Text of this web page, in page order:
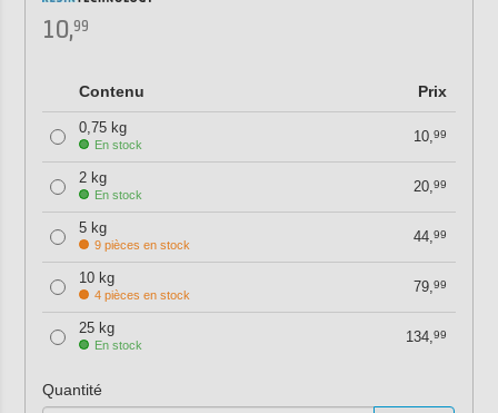
10,99
Contenu Prix
0,75 kg
En stock 10,99
2 kg
En stock 20,99
5 kg
9 pièces en stock 44,99
10 kg
4 pièces en stock 79,99
25 kg
En stock 134,99
Quantité